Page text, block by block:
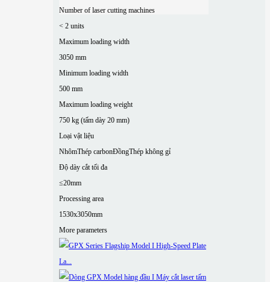
Number of laser cutting machines
< 2 units
Maximum loading width
3050 mm
Minimum loading width
500 mm
Maximum loading weight
750 kg (tấm dày 20 mm)
Loại vật liệu
NhômThép carbonĐồngThép không gỉ
Độ dày cắt tối đa
≤20mm
Processing area
1530x3050mm
More parameters